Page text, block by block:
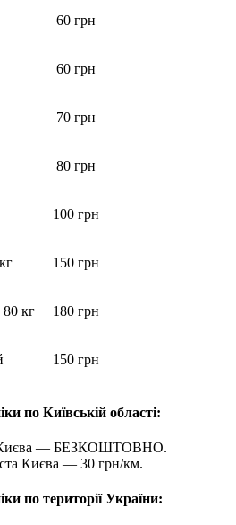
60 грн
60 грн
70 грн
80 грн
100 грн
150 грн
кг 180 грн
150 грн
по Київській області:
Києва — БЕЗКОШТОВНО.
Києва — 30 грн/км.
по території України: